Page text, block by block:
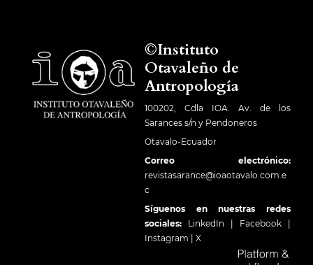
©Instituto
Otavaleño de
Antropología
100202, Cdla IOA. Av. de los
Sarances s/n y Pendoneros
Otavalo-Ecuador
Correo electrónico:
revistasarance@ioaotavalo.com.e
c
Síguenos en nuestras redes
sociales: LinkedIn | Facebook |
Instagram | X